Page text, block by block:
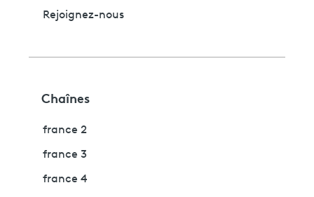
Rejoignez-nous
Chaînes
france 2
france 3
france 4